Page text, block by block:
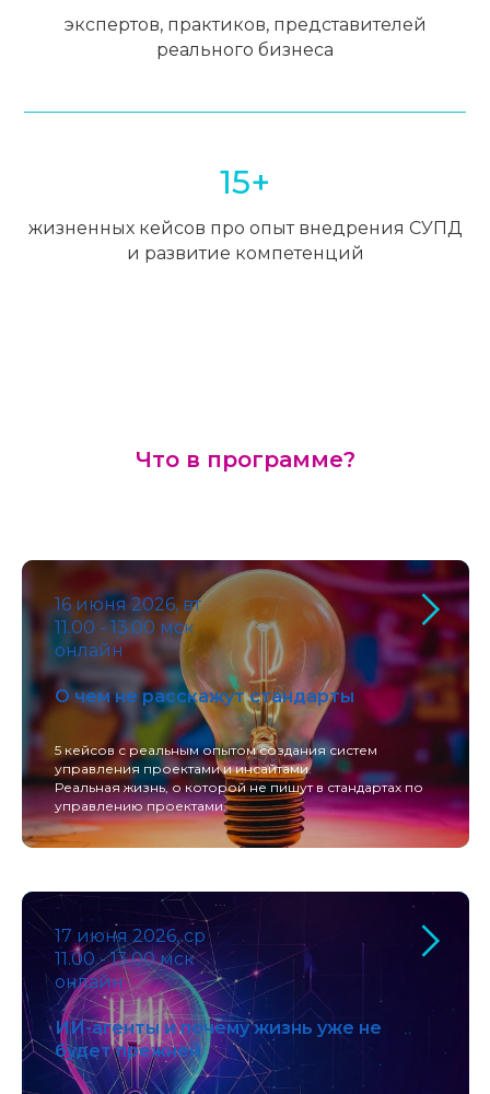
экспертов, практиков, представителей
реального бизнеса
15+
жизненных кейсов про опыт внедрения СУПД
и развитие компетенций
Что в программе?
16 июня 2026, вт
11.00 - 13.00 мск
онлайн
О чем не расскажут стандарты
5 кейсов с реальным опытом создания систем
управления проектами и инсайтами.
Реальная жизнь, о которой не пишут в стандартах по
управлению проектами.
17 июня 2026, ср
11.00 - 13.00 мск
онлайн
ИИ-агенты и почему жизнь уже не
будет прежней